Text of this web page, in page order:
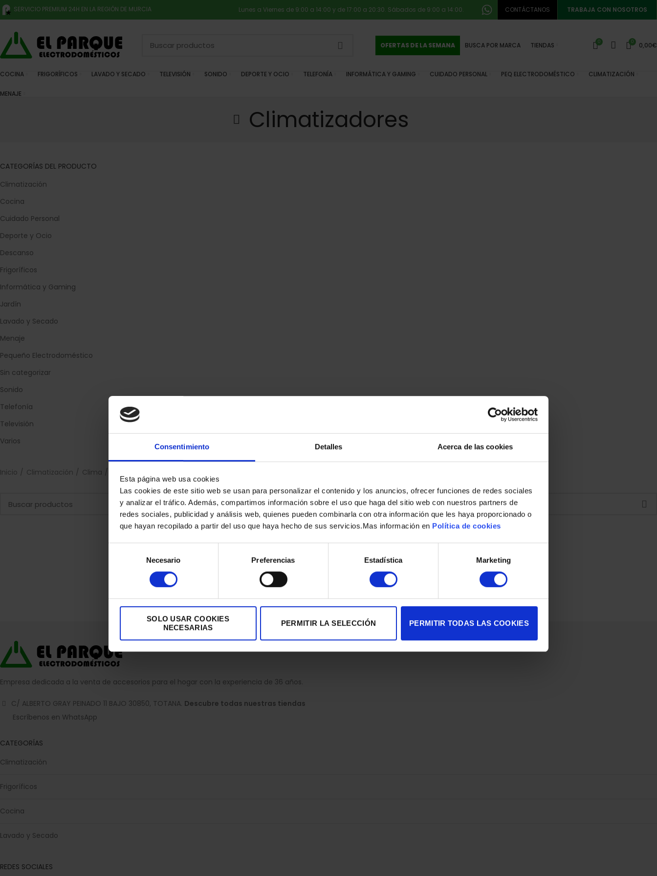
Consentimiento Detalles Acerca de las cookies
Esta página web usa cookies
Las cookies de este sitio web se usan para personalizar el contenido y los anuncios, ofrecer funciones de redes sociales
y analizar el tráfico. Además, compartimos información sobre el uso que haga del sitio web con nuestros partners de
redes sociales, publicidad y análisis web, quienes pueden combinarla con otra información que les haya proporcionado o
que hayan recopilado a partir del uso que haya hecho de sus servicios.Mas información en Política de cookies
consentimiento
Necesario Preferencias Estadística Marketing
SOLO USAR COOKIES
NECESARIAS
PERMITIR LA SELECCIÓN PERMITIR TODAS LAS COOKIES
SERVICIO PREMIUM 24H EN LA REGIÓN DE MURCIA Lunes a Viernes de 9:00 a 14:00 y de 17:00 a 20:30. Sábados de 9:00 a 14:00. CONTÁCTANOS TRABAJA CON NOSOTROS
OFERTAS DE LA SEMANA BUSCA POR MARCA TIENDAS 0 0 0,00€
COCINA FRIGORÍFICOS LAVADO Y SECADO TELEVISIÓN SONIDO DEPORTE Y OCIO TELEFONÍA INFORMÁTICA Y GAMING CUIDADO PERSONAL PEQ ELECTRODOMÉSTICO CLIMATIZACIÓN
MENAJE
Climatizadores
CATEGORÍAS DEL PRODUCTO
Climatización
Cocina
Cuidado Personal
Deporte y Ocio
Descanso
Frigoríficos
Informática y Gaming
Jardín
Lavado y Secado
Menaje
Pequeño Electrodoméstico
Sin categorizar
Sonido
Telefonía
Televisión
Varios
Inicio Climatización Clima
Empresa dedicada a la venta de accesorios para el hogar con la experiencia de 36 años.
C/ ALBERTO GRAY PEINADO 11 BAJO 30850, TOTANA. Descubre todas nuestras tiendas
Escríbenos en WhatsApp
CATEGORÍAS
Climatización
Frigoríficos
Cocina
Lavado y Secado
REDES SOCIALES